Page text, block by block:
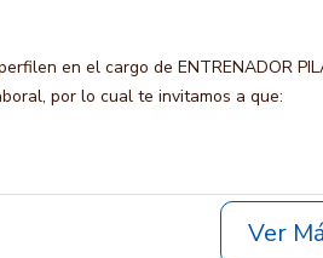
en el cargo de ENTRENADOR
por lo cual te invitamos a que:
Ver